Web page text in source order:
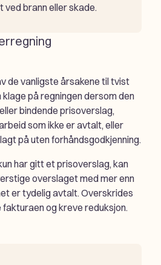
brann eller skade.
de vanligste årsakene til tvist
klage på regningen dersom den
bindende prisoverslag,
som ikke er avtalt, eller
på uten forhåndsgodkjenning.
har gitt et prisoverslag, kan
overslaget med mer enn
er tydelig avtalt. Overskrides
og kreve reduksjon.